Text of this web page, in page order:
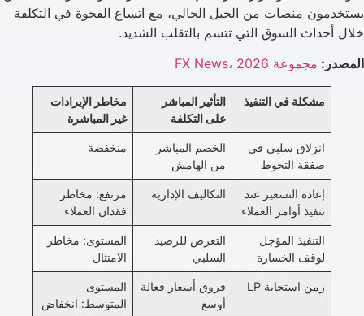
يستخدمون منصات من الجيل الحالي، مع اتساع الفجوة في التكلفة
خلال أحداث السوق التي تتسم بالتقلب الشديد.
المصدر: مجموعة FX News، 2026
مشكلة في التنفيذ
التأثير المباشر
على التكلفة
مخاطر الإيرادات
غير المباشرة
انزلاق سلبي في
صفقة التحوط
الخصم المباشر
من الهامش
منخفضة
إعادة التسعير عند
تنفيذ أوامر العملاء
التكاليف الإدارية
مرتفع: مخاطر
فقدان العملاء
التنفيذ المؤجل
لوقف الخسارة
التعرض للرصيد
السلبي
المستوى: مخاطر
الامتثال
زمن استجابة LP
فروق أسعار فعالة
أوسع
المستوى
المتوسط: انخفاض